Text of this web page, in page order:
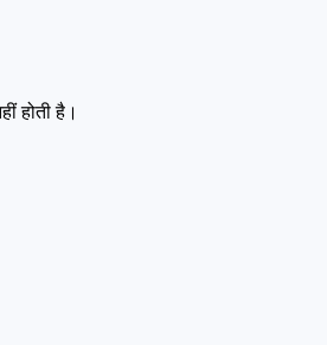
होती है।